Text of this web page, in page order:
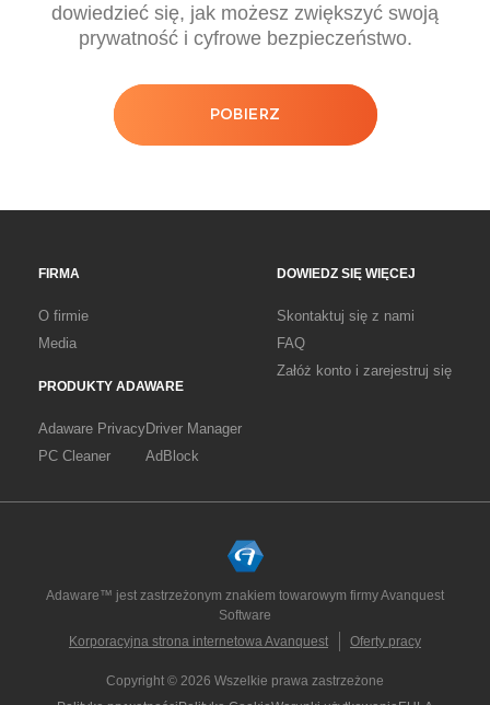
dowiedzieć się, jak możesz zwiększyć swoją
prywatność i cyfrowe bezpieczeństwo.
POBIERZ
FIRMA
O firmie
Media
DOWIEDZ SIĘ WIĘCEJ
Skontaktuj się z nami
FAQ
Załóż konto i zarejestruj się
PRODUKTY ADAWARE
Adaware Privacy
PC Cleaner
Driver Manager
AdBlock
Adaware™ jest zastrzeżonym znakiem towarowym firmy Avanquest
Software
Korporacyjna strona internetowa Avanquest
Oferty pracy
Copyright © 2026 Wszelkie prawa zastrzeżone